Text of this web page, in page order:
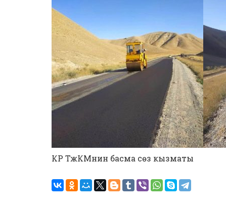
КР ТжКМнин басма сөз кызматы